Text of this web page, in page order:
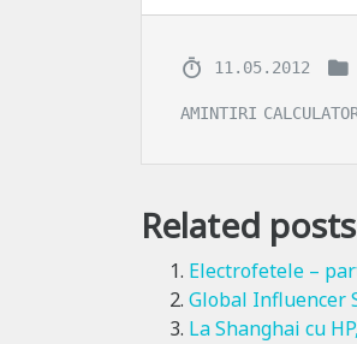
11.05.2012
AMINTIRI
Related
Electrofetele –
Global Influencer
La Shanghai cu